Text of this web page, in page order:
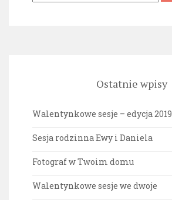
Ostatnie wpisy
Walentynkowe sesje – edycja 2019
Sesja rodzinna Ewy i Daniela
Fotograf w Twoim domu
Walentynkowe sesje we dwoje